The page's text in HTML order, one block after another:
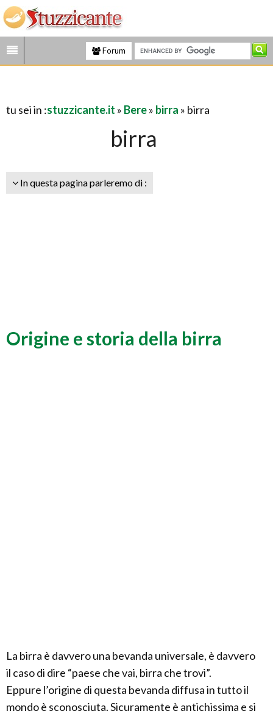
Forum
tu sei in :stuzzicante.it » Bere» birra » birra
birra
In questa pagina parleremo di :
Origine e storia della birra
La birra è davvero una bevanda universale, è davvero
il caso di dire “paese che vai, birra che trovi”.
Eppure l’origine di questa bevanda diffusa in tutto il
mondo è sconosciuta. Sicuramente è antichissima e si